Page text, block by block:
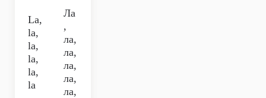
La,
la,
la,
la,
la,
la
Ла
,
ла,
ла,
ла,
ла,
ла,